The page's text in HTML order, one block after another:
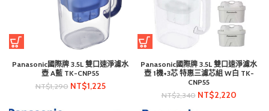
Panasonic國際牌 3.5L 雙口速淨濾水
壺 A藍 TK-CNP55
NT$1,290 NT$1,225
Panasonic國際牌 3.5L 雙口速淨濾水
壺 1機+3芯 特惠三濾芯組 W白 TK-
CNP55
NT$2,340 NT$2,220